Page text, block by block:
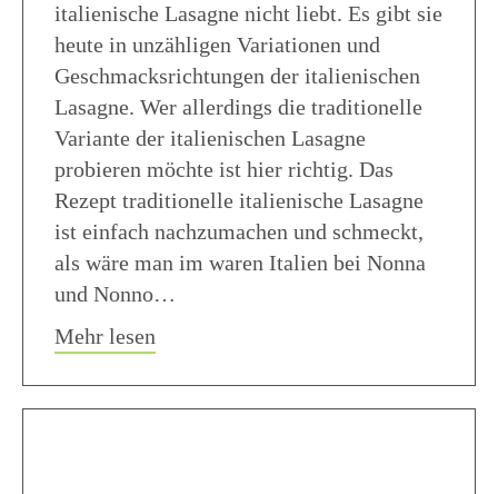
italienische Lasagne nicht liebt. Es gibt sie
heute in unzähligen Variationen und
Geschmacksrichtungen der italienischen
Lasagne. Wer allerdings die traditionelle
Variante der italienischen Lasagne
probieren möchte ist hier richtig. Das
Rezept traditionelle italienische Lasagne
ist einfach nachzumachen und schmeckt,
als wäre man im waren Italien bei Nonna
und Nonno…
Mehr lesen